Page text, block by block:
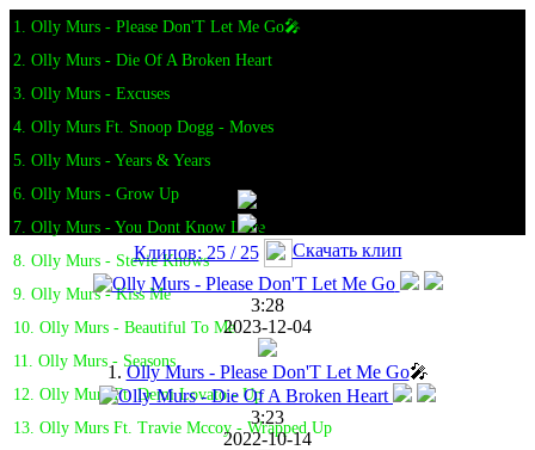
1. Olly Murs - Please Don'T Let Me Go🎤
2. Olly Murs - Die Of A Broken Heart
3. Olly Murs - Excuses
4. Olly Murs Ft. Snoop Dogg - Moves
5. Olly Murs - Years & Years
6. Olly Murs - Grow Up
7. Olly Murs - You Dont Know Love
8. Olly Murs - Stevie Knows
9. Olly Murs - Kiss Me
10. Olly Murs - Beautiful To Me
11. Olly Murs - Seasons
12. Olly Murs Ft. Demi Lovato - Up
13. Olly Murs Ft. Travie Mccoy - Wrapped Up
Клипов: 25 / 25 Скачать клип
3:28
2023-12-04
1.Olly Murs - Please Don'T Let Me Go🎤
3:23
2022-10-14